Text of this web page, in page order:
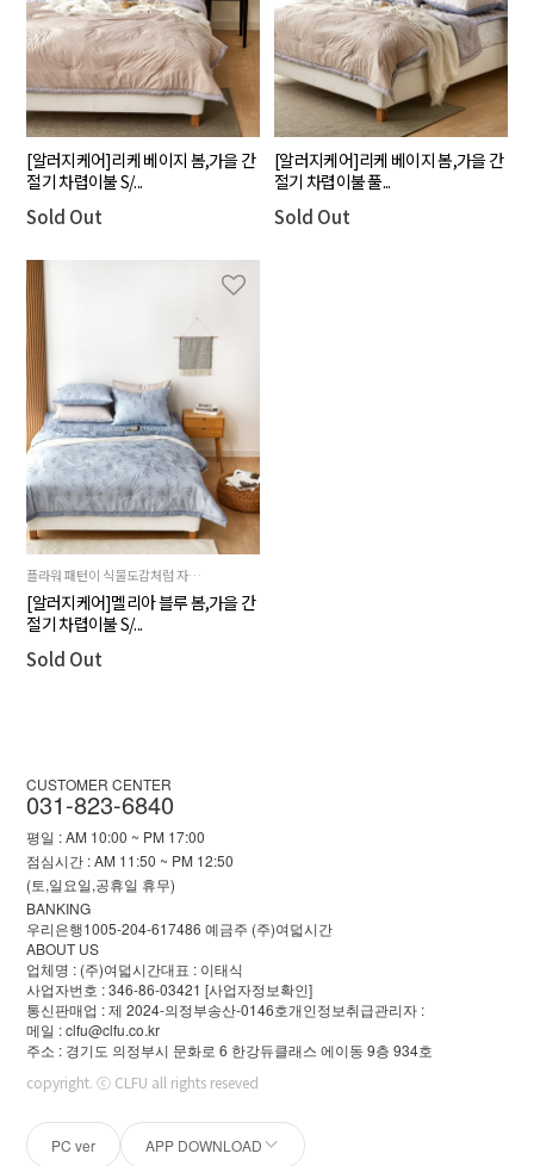
[알러지케어]리케 베이지 봄,가을 간
절기 차렵이불 S/...
Sold Out
[알러지케어]리케 베이지 봄,가을 간
절기 차렵이불 풀...
Sold Out
플라워 패턴이 식물도감처럼 자연스럽게 올라가있는 제품
[알러지케어]멜리아 블루 봄,가을 간
절기 차렵이불 S/...
Sold Out
CUSTOMER CENTER
031-823-6840
평일 : AM 10:00 ~ PM 17:00
점심시간 : AM 11:50 ~ PM 12:50
(토,일요일,공휴일 휴무)
BANKING
우리은행1005-204-617486 예금주 (주)여덟시간
ABOUT US
업체명 : (주)여덟시간대표 : 이태식
사업자번호 : 346-86-03421[사업자정보확인]
통신판매업 : 제 2024-의정부송산-0146호개인정보취급관리자 :
메일 : clfu@clfu.co.kr
주소 : 경기도 의정부시 문화로 6 한강듀클래스 에이동 9층 934호
copyright. ⓒ CLFU all rights reseved
PC ver APP DOWNLOAD